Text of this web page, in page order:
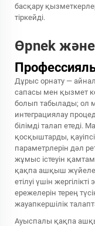
басқару
тіркейді.
Өрnek
Дұрыс орнату —
сапасы мен қызмет
болып табылады; ол
интеграциялау
білімді талап етеді.
қосқыштарды,
параметрлерін дәл
жұмыс істеуін
қақпа ашқыш
етілуі үшін
ережелерін терең
жауапкершілік
Ауыспалы қақпа